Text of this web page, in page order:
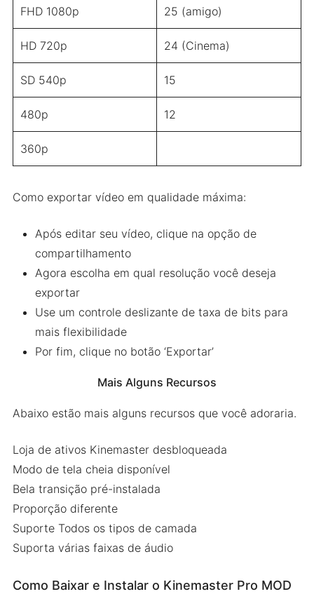
FHD 1080p 25 (amigo)
HD 720p 24 (Cinema)
SD 540p 15
480p 12
360p
Como exportar vídeo em qualidade máxima:
Após editar seu vídeo, clique na opção de
compartilhamento
Agora escolha em qual resolução você deseja
exportar
Use um controle deslizante de taxa de bits para
mais flexibilidade
Por fim, clique no botão ‘Exportar’
Mais Alguns Recursos
Abaixo estão mais alguns recursos que você adoraria.
Loja de ativos Kinemaster desbloqueada
Modo de tela cheia disponível
Bela transição pré-instalada
Proporção diferente
Suporte Todos os tipos de camada
Suporta várias faixas de áudio
Como Baixar e Instalar o Kinemaster Pro MOD